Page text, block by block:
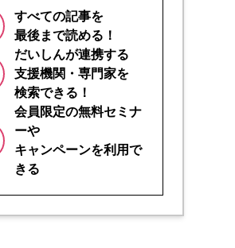
すべての記事を
最後まで読める！
だいしんが連携する
支援機関・専門家を
検索できる！
会員限定の無料セミナ
ーや
キャンペーンを利用で
きる